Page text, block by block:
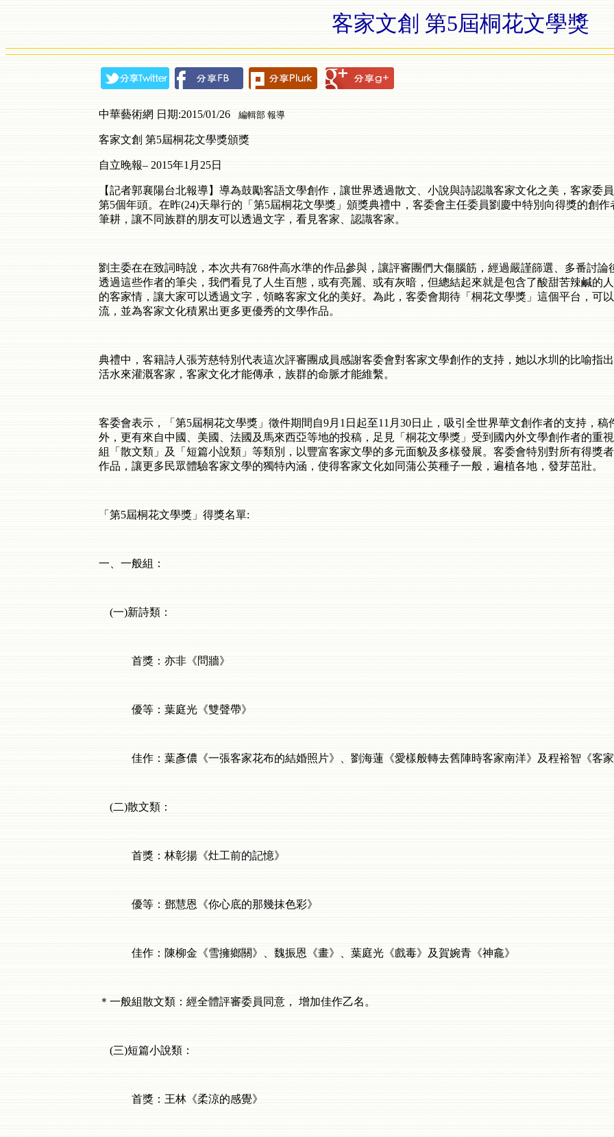
客家文創 第5屆桐花文學獎
中華藝術網 日期:2015/01/26 編輯部 報導
客家文創 第5屆桐花文學獎頒獎
自立晚報–2015年1 月 25日
【記者郭襄陽台北報導】導為鼓勵客語文學創作，讓世界透過散文、小說與詩認識客家文化之美，客家委
第5個年頭。在昨(24)天舉行的「第5屆桐花文學獎」頒獎典禮中，客委會主任委員劉慶中特別向得獎的創
筆耕，讓不同族群的朋友可以透過文字，看見客家、認識客家。
劉主委在在致詞時說，本次共有768件高水準的作品參與，讓評審團們大傷腦筋，經過嚴謹篩選、多番討論
透過這些作者的筆尖，我們看見了人生百態，或有亮麗、或有灰暗，但總結起來就是包含了酸甜苦辣鹹的
的客家情，讓大家可以透過文字，領略客家文化的美好。為此，客委會期待「桐花文學獎」這個平台，可
流，並為客家文化積累出更多更優秀的文學作品。
典禮中，客籍詩人張芳慈特別代表這次評審團成員感謝客委會對客家文學創作的支持，她以水圳的比喻指
活水來灌溉客家，客家文化才能傳承，族群的命脈才能維繫。
客委會表示，「第5屆桐花文學獎」徵件期間自9月 1 日起至11 月 30日止，吸引全世界華文創作者的支持，
外，更有來自中國、美國、法國及馬來西亞等地的投稿，足見「桐花文學獎」受到國內外文學創作者的重
組「散文類」及「短篇小說類」等類別，以豐富客家文學的多元面貌及多樣發展。客委會特別對所有得獎
作品，讓更多民眾體驗客家文學的獨特內涵，使得客家文化如同蒲公英種子一般，遍植各地，發芽茁壯。
「第5屆桐花文學獎」得獎名單:
一、一般組：
(一)新詩類：
首獎：亦非《問牆》
優等：葉庭光《雙聲帶》
佳作：葉彥儂《一張客家花布的結婚照片》、劉海蓮《愛樣般轉去舊陣時客家南洋》及程裕智《客
(二)散文類：
首獎：林彰揚《灶工前的記憶》
優等：鄧慧恩《你心底的那幾抹色彩》
佳作：陳柳金《雪擁鄉關》、魏振恩《畫》、葉庭光《戲毒》及賀婉青《神龕》
＊一般組散文類：經全體評審委員同意， 增加佳作乙名。
(三)短篇小說類：
首獎：王林《柔涼的感覺》